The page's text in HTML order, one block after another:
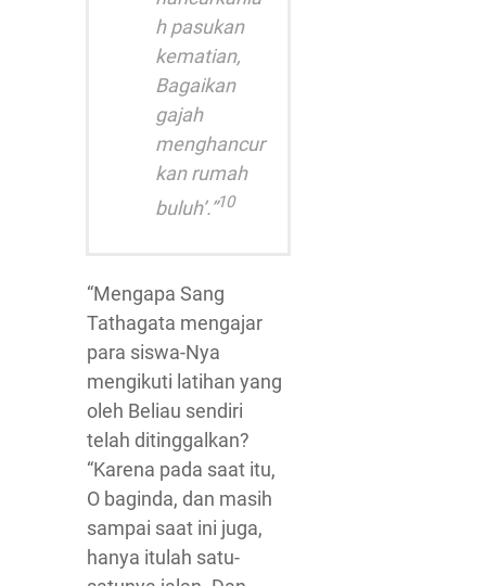
h pasukan
kematian,
Bagaikan
gajah
menghancur
kan rumah
buluh’.”10
“Mengapa Sang
Tathagata mengajar
para siswa-Nya
mengikuti latihan yang
oleh Beliau sendiri
telah ditinggalkan?
“Karena pada saat itu,
O baginda, dan masih
sampai saat ini juga,
hanya itulah satu-